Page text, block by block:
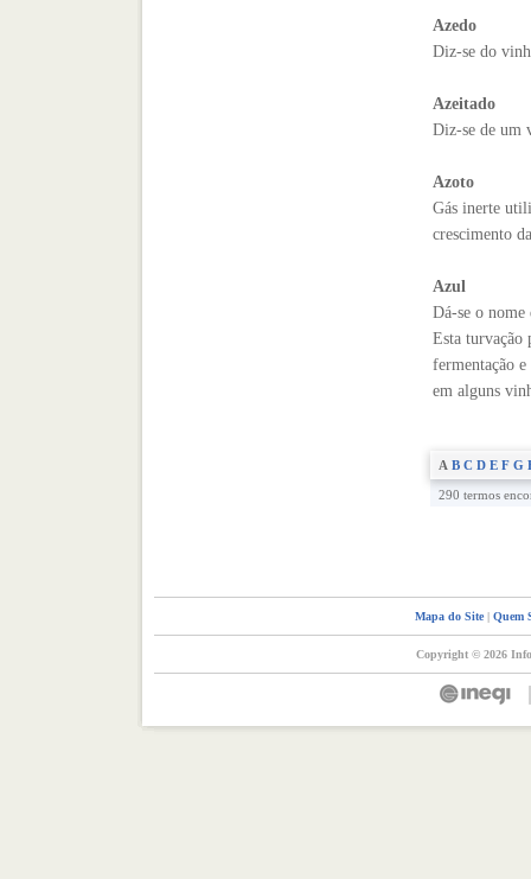
Azedo
Diz-se do
Azeitado
Diz-se de um
Azoto
Gás inerte
crescimento
Azul
Dá-se o nome
Esta turvação
fermentação
em alguns
A B C D E F G
290 termos
Mapa do Site| Quem
Copyright © 2026